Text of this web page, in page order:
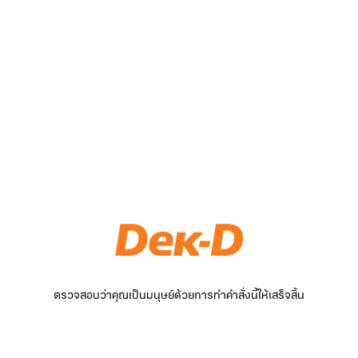
ตรวจสอบว่าคุณเป็นมนุษย์ด้วยการทำคำสั่งนี้ให้เสร็จสิ้น